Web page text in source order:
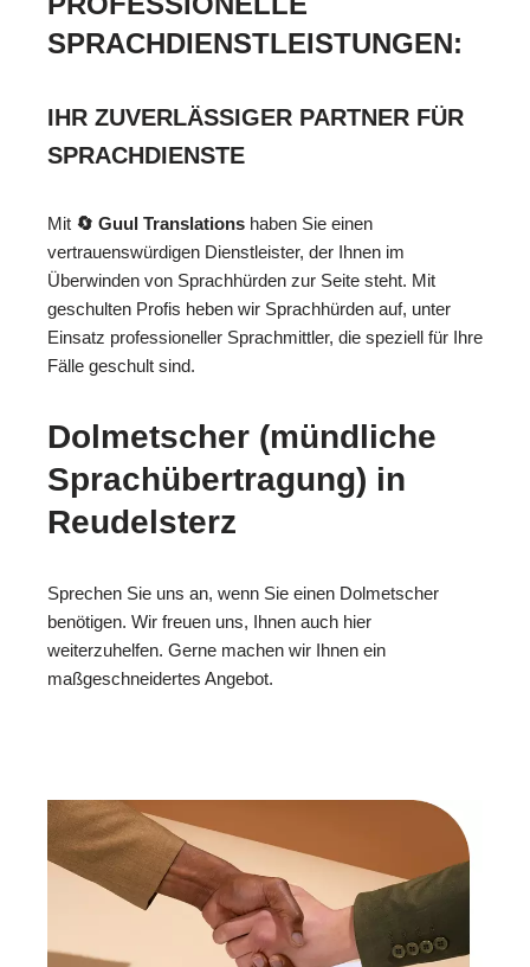
SPRACHDIENSTLEISTUNGEN:
IHR ZUVERLÄSSIGER PARTNER FÜR
SPRACHDIENSTE
Mit 🔄 Guul Translations haben Sie einen
vertrauenswürdigen Dienstleister, der Ihnen im
Überwinden von Sprachhürden zur Seite steht. Mit
geschulten Profis heben wir Sprachhürden auf, unter
Einsatz professioneller Sprachmittler, die speziell für Ihre
Fälle geschult sind.
Dolmetscher (mündliche
Sprachübertragung) in
Reudelsterz
Sprechen Sie uns an, wenn Sie einen Dolmetscher
benötigen. Wir freuen uns, Ihnen auch hier
weiterzuhelfen. Gerne machen wir Ihnen ein
maßgeschneidertes Angebot.